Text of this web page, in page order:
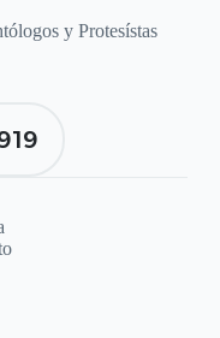
y Protesístas